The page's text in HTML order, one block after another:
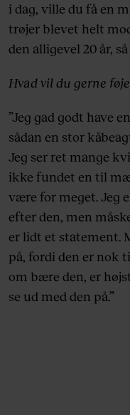
i dag, ville du få en
trøjer blevet helt
den alligevel 20 år,
Hvad vil du gerne
”Jeg gad godt have
sådan en stor
Jeg ser ret mange
ikke fundet en til
være for meget. Jeg
efter den, men
er lidt et statement.
på, fordi den er nok
om bære den, er
se ud med den på.”